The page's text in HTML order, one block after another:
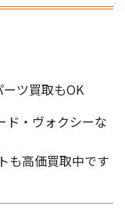
ツ買取もOK
ド・ヴォクシーな
も高価買取中です